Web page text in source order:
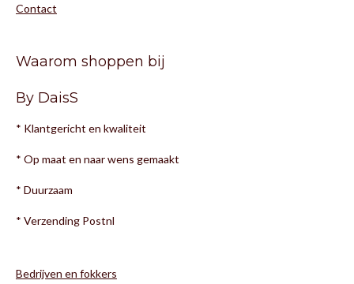
Contact
Waarom shoppen bij
By DaisS
* Klantgericht en kwaliteit
* Op maat en naar wens gemaakt
* Duurzaam
* Verzending Postnl
Bedrijven en fokkers